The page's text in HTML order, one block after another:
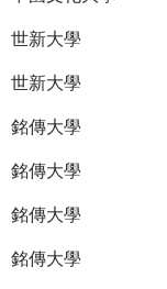
世新大學
世新大學
銘傳大學
銘傳大學
銘傳大學
銘傳大學